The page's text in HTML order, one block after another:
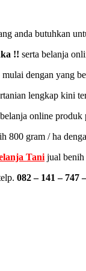
anda butuhkan
!! serta belanja
dengan yang
lengkap kini
online produk
800 gram / ha
Tani jual benih
082 – 141 – 747